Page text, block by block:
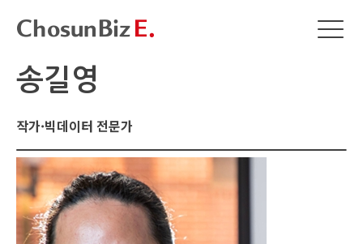
송길영
작가·빅데이터 전문가